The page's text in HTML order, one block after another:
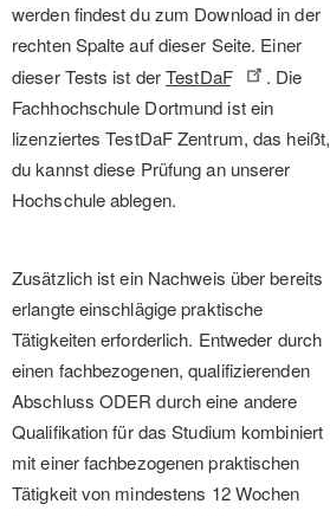
werden findest du zum Download in der
rechten Spalte auf dieser Seite. Einer
dieser Tests ist derTestDaF
. Die
Fachhochschule Dortmund ist ein
lizenziertes TestDaF Zentrum, das heißt,
du kannst diese Prüfung an unserer
Hochschule ablegen.
Zusätzlich ist ein Nachweis über bereits
erlangte einschlägige praktische
Tätigkeiten erforderlich. Entweder durch
einen fachbezogenen, qualifizierenden
Abschluss ODER durch eine andere
Qualifikation für das Studium kombiniert
mit einer fachbezogenen praktischen
Tätigkeit von mindestens 12 Wochen